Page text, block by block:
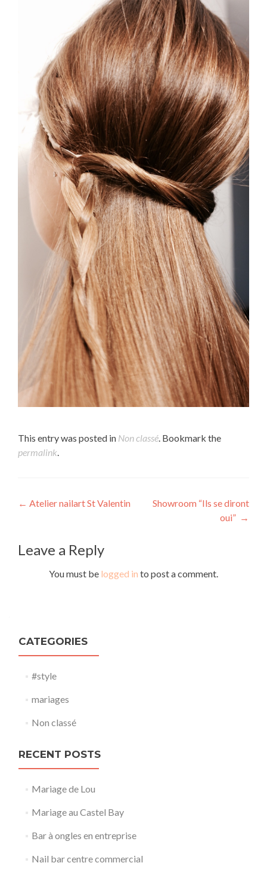
This entry was posted in Non classé. Bookmark the
permalink.
Post navigation
← Atelier nailart St Valentin
Showroom “Ils se diront
oui” →
Leave a Reply
You must be logged in to post a comment.
CATEGORIES
#style
mariages
Non classé
RECENT POSTS
Mariage de Lou
Mariage au Castel Bay
Bar à ongles en entreprise
Nail bar centre commercial